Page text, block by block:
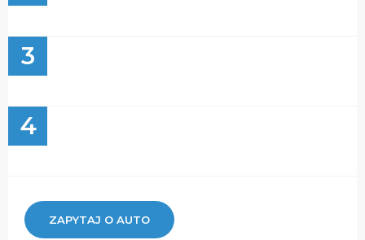
3
4
ZAPYTAJ O AUTO